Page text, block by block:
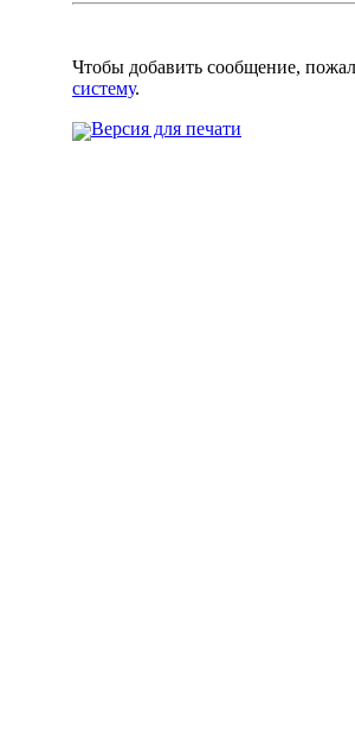
Чтобы добавить сообщение,
систему.
Версия для печати